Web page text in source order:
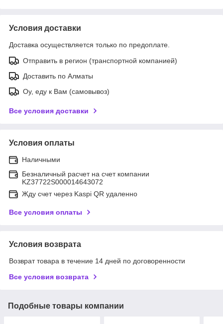
Условия доставки
Доставка осуществляется только по предоплате.
Отправить в регион (транспортной компанией)
Доставить по Алматы
Оу, еду к Вам (самовывоз)
Все условия доставки
Условия оплаты
Наличными
Безналичный расчет на счет компании
KZ37722S000014643072
Жду счет через Kaspi QR удаленно
Все условия оплаты
Условия возврата
Возврат товара в течение 14 дней по договоренности
Все условия возврата
Подобные товары компании